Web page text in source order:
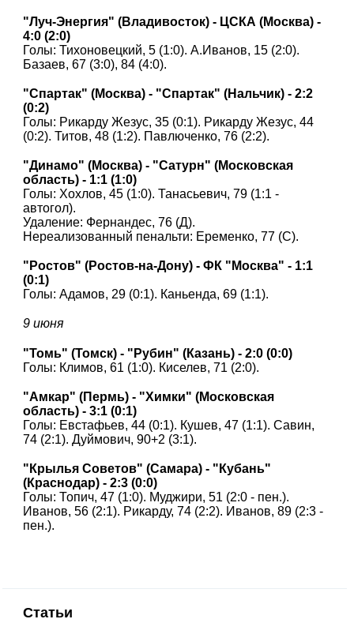
"Луч-Энергия" (Владивосток) - ЦСКА (Москва) -
4:0 (2:0)
Голы: Тихоновецкий, 5 (1:0). А.Иванов, 15 (2:0).
Базаев, 67 (3:0), 84 (4:0).
"Спартак" (Москва) - "Спартак" (Нальчик) - 2:2
(0:2)
Голы: Рикарду Жезус, 35 (0:1). Рикарду Жезус, 44
(0:2). Титов, 48 (1:2). Павлюченко, 76 (2:2).
"Динамо" (Москва) - "Сатурн" (Московская
область) - 1:1 (1:0)
Голы: Хохлов, 45 (1:0). Танасьевич, 79 (1:1 -
автогол).
Удаление: Фернандес, 76 (Д).
Нереализованный пенальти: Еременко, 77 (С).
"Ростов" (Ростов-на-Дону) - ФК "Москва" - 1:1
(0:1)
Голы: Адамов, 29 (0:1). Каньенда, 69 (1:1).
9 июня
"Томь" (Томск) - "Рубин" (Казань) - 2:0 (0:0)
Голы: Климов, 61 (1:0). Киселев, 71 (2:0).
"Амкар" (Пермь) - "Химки" (Московская
область) - 3:1 (0:1)
Голы: Евстафьев, 44 (0:1). Кушев, 47 (1:1). Савин,
74 (2:1). Дуймович, 90+2 (3:1).
"Крылья Советов" (Самара) - "Кубань"
(Краснодар) - 2:3 (0:0)
Голы: Топич, 47 (1:0). Муджири, 51 (2:0 - пен.).
Иванов, 56 (2:1). Рикарду, 74 (2:2). Иванов, 89 (2:3 -
пен.).
Статьи